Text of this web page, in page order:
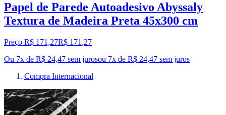
Papel de Parede Autoadesivo Abyssaly
Textura de Madeira Preta 45x300 cm
Preço R$ 171,27R$ 171 ,27
Ou 7x de R$ 24,47 sem jurosou 7x de R$ 24,47 sem juros
Compra Internacional